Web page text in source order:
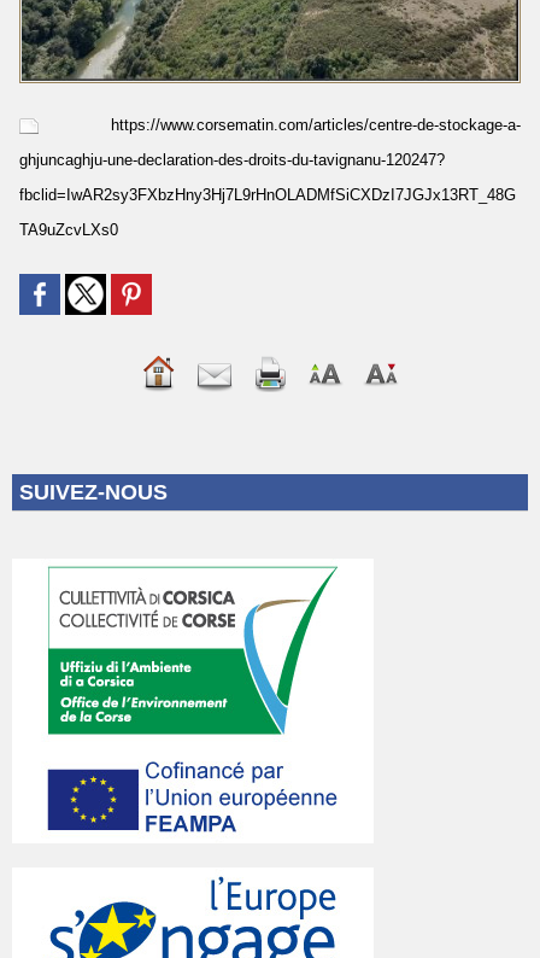
https://www.corsematin.com/articles/centre-de-stockage-a-
ghjuncaghju-une-declaration-des-droits-du-tavignanu-120247?
fbclid=IwAR2sy3FXbzHny3Hj7L9rHnOLADMfSiCXDzI7JGJx13RT_48G
TA9uZcvLXs0
SUIVEZ-NOUS